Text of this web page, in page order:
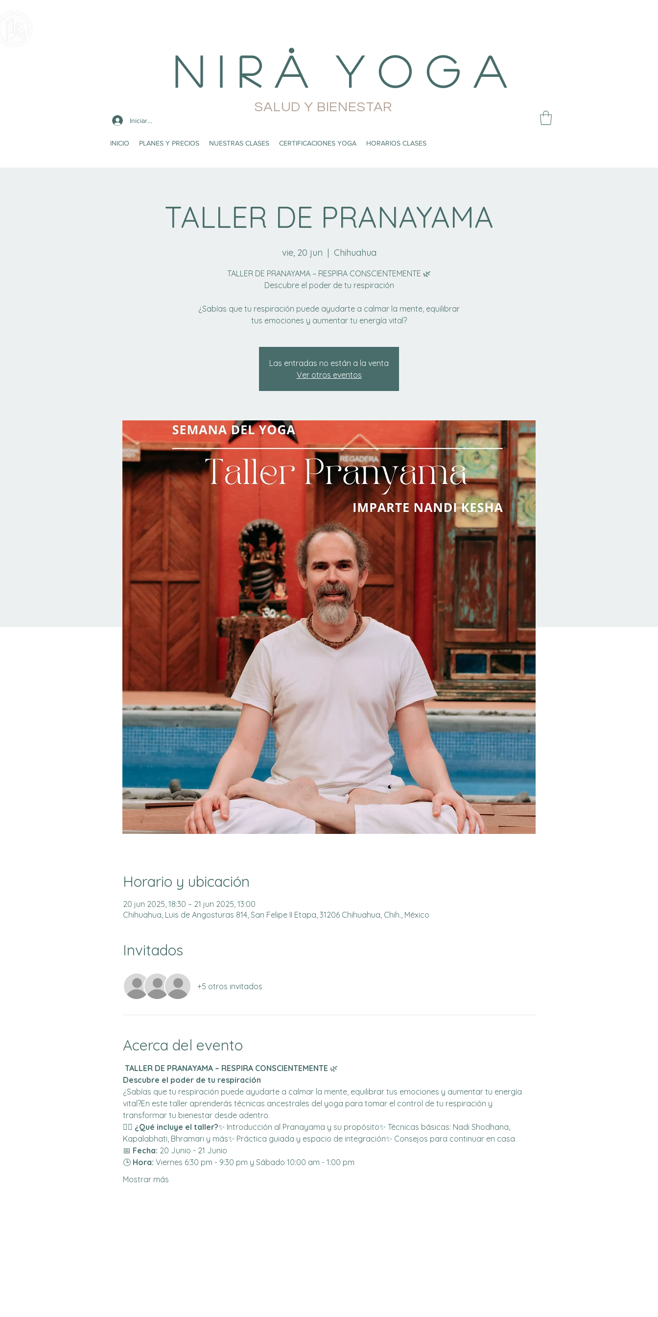
N i r å Y o g a
Iniciar sesión
INICIO PLANES Y PRECIOS NUESTRAS CLASES CERTIFICACIONES YOGA HORARIOS CLASES
SALUD Y BIENESTAR
TALLER DE PRANAYAMA
vie, 20 jun
  |
Chihuahua
TALLER DE PRANAYAMA – RESPIRA CONSCIENTEMENTE 🌿
Descubre el poder de tu respiración
¿Sabías que tu respiración puede ayudarte a calmar la mente, equilibrar
tus emociones y aumentar tu energía vital?
Las entradas no están a la venta
Ver otros eventos
Horario y ubicación
20 jun 2025, 18:30 – 21 jun 2025, 13:00
Chihuahua, Luis de Angosturas 814, San Felipe II Etapa, 31206 Chihuahua, Chih., México
Invitados
+5 otros invitados
Acerca del evento
TALLER DE PRANAYAMA – RESPIRA CONSCIENTEMENTE 🌿
Descubre el poder de tu respiración
¿Sabías que tu respiración puede ayudarte a calmar la mente, equilibrar tus emociones y aumentar tu energía
vital?En este taller aprenderás técnicas ancestrales del yoga para tomar el control de tu respiración y
transformar tu bienestar desde adentro.
🧘‍♂️ ¿Qué incluye el taller?✨ Introducción al Pranayama y su propósito✨ Técnicas básicas: Nadi Shodhana,
Kapalabhati, Bhramari y más✨ Práctica guiada y espacio de integración✨ Consejos para continuar en casa
📅 Fecha: 20 Junio - 21 Junio
🕒 Hora: Viernes 6:30 pm - 9:30 pm y Sábado 10:00 am - 1:00 pm
Mostrar más